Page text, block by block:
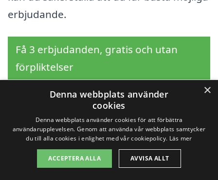
erbjudande.
Få 3 erbjudanden, gratis och utan
förpliktelser
Sök efter en
professionell för
hemstädning i andra
×
Denna webbplats använder
cookies
Denna webbplats använder cookies för att förbättra
användarupplevelsen. Genom att använda vår webbplats samtycker
du till alla cookies i enlighet med vår cookiepolicy. Läs mer
ACCEPTERA ALLA AVVISA ALLT